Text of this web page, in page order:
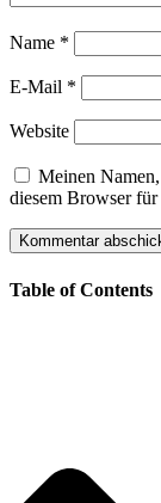
Name *
E-Mail *
Website
Meinen
diesem Browser
Table of Contents